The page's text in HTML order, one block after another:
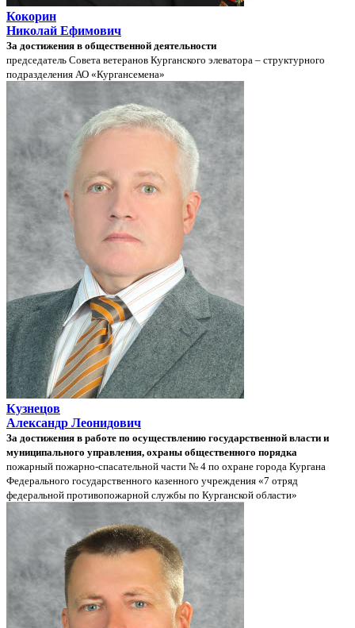
Кокорин
Николай Ефимович
За достижения в общественной деятельности
председатель Совета ветеранов Курганского элеватора – структурного
подразделения АО «Кургансемена»
Кузнецов
Александр Леонидович
За достижения в работе по осуществлению государственной власти и
муниципального управления, охраны общественного порядка
пожарный пожарно-спасательной части № 4 по охране города Кургана
Федерального государственного казенного учреждения «7 отряд
федеральной противопожарной службы по Курганской области»